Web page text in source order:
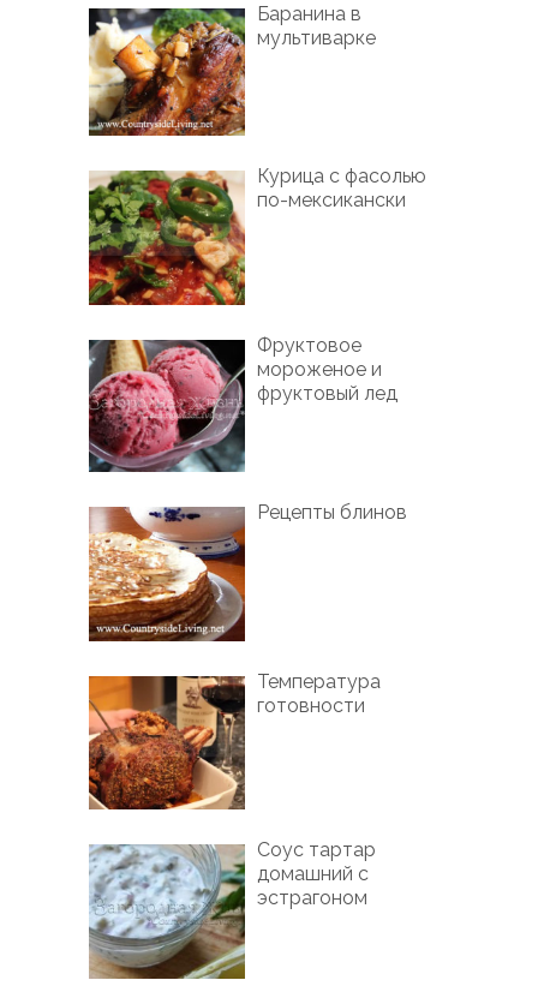
Баранина в
мультиварке
Курица с фасолью
по-мексикански
Фруктовое
мороженое и
фруктовый лед
Рецепты блинов
Температура
готовности
Соус тартар
домашний с
эстрагоном